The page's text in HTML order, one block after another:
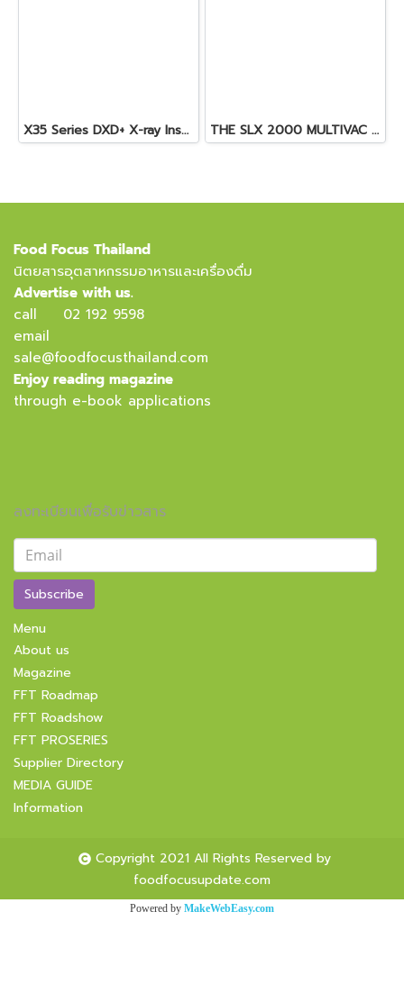
X35 Series DXD+ X-ray Inspection System THE SLX 2000 MULTIVAC SLICER
Food Focus Thailand
นิตยสารอุตสาหกรรมอาหารและเครื่องดื่ม
Advertise with us.
call
02 192 9598
email
sale@foodfocusthailand.com
Enjoy reading magazine
through e-book applications
ลงทะเบียนเพื่อรับข่าวสาร
Subscribe
Menu
About us
Magazine
FFT Roadmap
FFT Roadshow
FFT PROSERIES
Supplier Directory
MEDIA GUIDE
Information
Copyright 2021 All Rights Reserved by
foodfocusupdate.com
Powered by MakeWebEasy.com